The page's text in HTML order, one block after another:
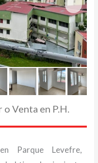
Venta en P.H.
Parque Levefre,